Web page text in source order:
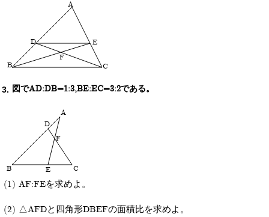
A
B C
D E
F
図でAD:DB=1:3,BE:EC=3:2である。
A
B C
D
E
F
AF:FEを求めよ。
△AFDと四角形DBEFの面積比を求めよ。